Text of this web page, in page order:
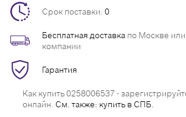
Срок поставки: 0
Бесплатная доставка по Москве
компании
Гарантия
Как купить 0258006537 -
онлайн. См. также: купить в СПБ.